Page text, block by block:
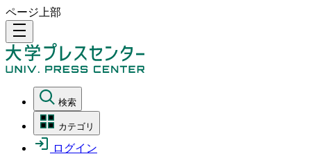
ページ上部
density_medium
検索
カテゴリ
ログイン